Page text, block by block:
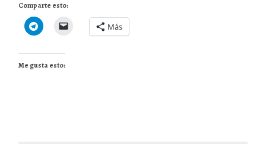
Comparte esto:
Más
Me gusta esto: